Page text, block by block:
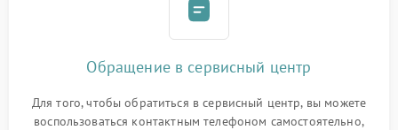
Обращение в сервисный центр
Для того, чтобы обратиться в сервисный центр, вы можете
воспользоваться контактным телефоном самостоятельно,